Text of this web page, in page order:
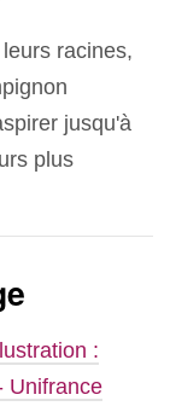
racines,
jusqu'à
plus
:
Unifrance